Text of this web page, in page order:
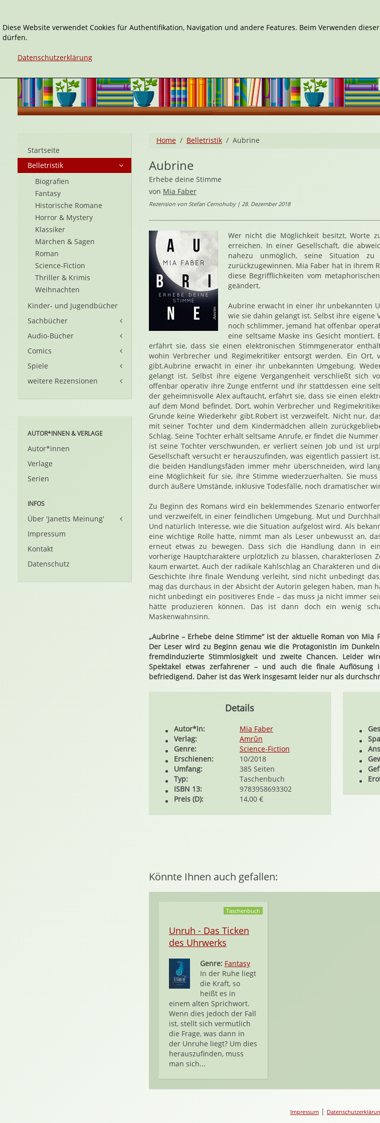
Home Belletristik Aubrine
Aubrine
Erhebe deine Stimme
von Mia Faber
Rezension von Stefan Cernohuby | 28. Dezember 2018
Wer nicht die Möglichkeit besitzt, Worte
erreichen. In einer Gesellschaft, die
nahezu unmöglich, seine Situation
zurückzugewinnen. Mia Faber hat in ihrem
diese Begrifflichkeiten vom
geändert.
Aubrine erwacht in einer ihr unbekannten
wie sie dahin gelangt ist. Selbst ihre eigene
noch schlimmer, jemand hat offenbar
eine seltsame Maske ins Gesicht
erfährt sie, dass sie einen elektronischen Stimmgenerator
wohin Verbrecher und Regimekritiker entsorgt werden. Ein
gibt.Aubrine erwacht in einer ihr unbekannten Umgebung.
gelangt ist. Selbst ihre eigene Vergangenheit verschließt sich
offenbar operativ ihre Zunge entfernt und ihr stattdessen eine
der geheimnisvolle Alex auftaucht, erfährt sie, dass sie einen
auf dem Mond befindet. Dort, wohin Verbrecher und
Grunde keine Wiederkehr gibt.Robert ist verzweifelt. Nicht nur,
mit seiner Tochter und dem Kindermädchen allein
Schlag. Seine Tochter erhält seltsame Anrufe, er findet die
ist seine Tochter verschwunden, er verliert seinen Job und ist
Gesellschaft versucht er herauszufinden, was eigentlich passiert
die beiden Handlungsfäden immer mehr überschneiden, wird
eine Möglichkeit für sie, ihre Stimme wiederzuerhalten. Sie
durch äußere Umstände, inklusive Todesfälle, noch dramatischer
Zu Beginn des Romans wird ein beklemmendes Szenario
und verzweifelt, in einer feindlichen Umgebung. Mut und
Und natürlich Interesse, wie die Situation aufgelöst wird. Als
eine wichtige Rolle hatte, nimmt man als Leser unbewusst an,
erneut etwas zu bewegen. Dass sich die Handlung dann in
vorherige Hauptcharaktere urplötzlich zu blassen, charakterlosen
kaum erwartet. Auch der radikale Kahlschlag an Charakteren und
Geschichte ihre finale Wendung verleiht, sind nicht unbedingt
mag das durchaus in der Absicht der Autorin gelegen haben, man
nicht unbedingt ein positiveres Ende – das muss ja nicht immer
hätte produzieren können. Das ist dann doch ein wenig
Maskenwahnsinn.
„Aubrine – Erhebe deine Stimme“ ist der aktuelle Roman von
Der Leser wird zu Beginn genau wie die Protagonistin im
fremdinduzierte Stimmlosigkeit und zweite Chancen. Leider
Spektakel etwas zerfahrener – und auch die finale Auflösung
befriedigend. Daher ist das Werk insgesamt leider nur als
Details
Autor*in:
Mia Faber
Verlag:
Amrûn
Genre:
Science-Fiction
Erschienen:
10/2018
Umfang:
385 Seiten
Typ:
Taschenbuch
ISBN 13:
9783958693302
Preis (D):
14,00 €
Könnte Ihnen auch gefallen:
Taschenbuch
Unruh - Das Ticken
des Uhrwerks
Genre: Fantasy
In der Ruhe liegt
die Kraft, so
heißt es in
einem alten Sprichwort.
Wenn dies jedoch der Fall
ist, stellt sich vermutlich
die Frage, was dann in
der Unruhe liegt? Um dies
herauszufinden, muss
man sich...
Startseite
Belletristik
Biografien
Fantasy
Historische Romane
Horror & Mystery
Klassiker
Märchen & Sagen
Roman
Science-Fiction
Thriller & Krimis
Weihnachten
Kinder- und Jugendbücher
Sachbücher
Audio-Bücher
Comics
Spiele
weitere Rezensionen
AUTOR*INNEN & VERLAGE
Autor*innen
Verlage
Serien
INFOS
Über 'Janetts Meinung'
Impressum
Kontakt
Datenschutz
Impressum |
Diese Website verwendet Cookies für Authentifikation, Navigation und andere Features. Beim Verwenden
dürfen.
Datenschutzerklärung